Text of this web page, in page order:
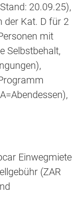
20.09.25),
der Kat. D für 2
mit
Selbstbehalt,
Einwegmiete
(ZAR